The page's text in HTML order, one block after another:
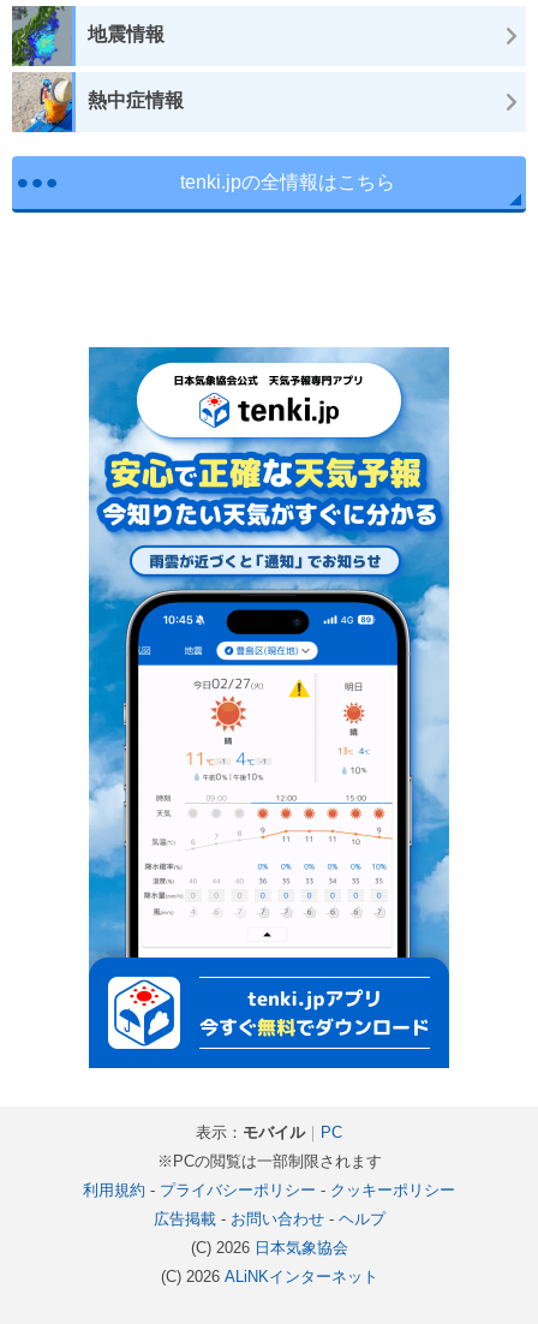
地震情報
熱中症情報
tenki.jpの全情報はこちら
表示： モバイル｜ PC
※PCの閲覧は一部制限されます
利用規約 - プライバシーポリシー - クッキーポリシー
広告掲載- お問い合わせ- ヘルプ
(C) 2026 日本気象協会
(C) 2026 ALiNKインターネット